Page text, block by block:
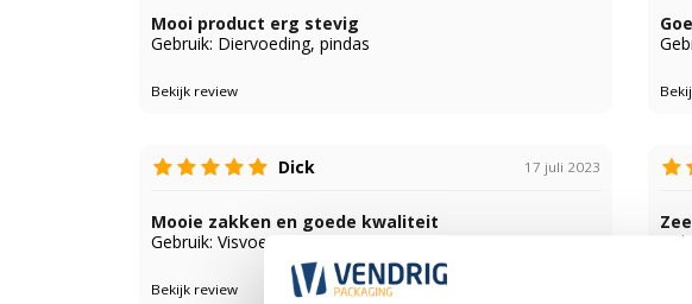
Mooi product erg stevig
Gebruik: Diervoeding, pindas
Bekijk review
Dick 17 juli 2023
Mooie zakken en goede kwaliteit
Gebruik: Visvoer/boilies
Bekijk review